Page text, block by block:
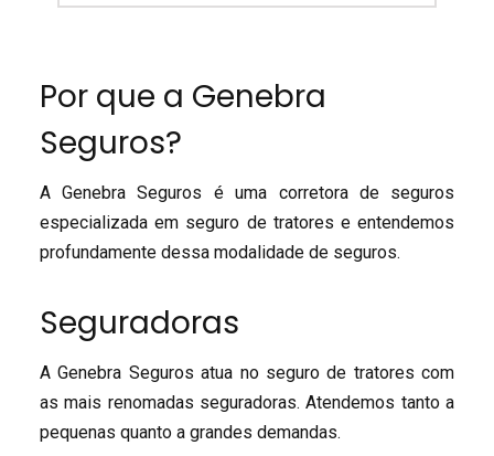
Por que a Genebra
Seguros?
A Genebra Seguros é uma corretora de seguros
especializada em seguro de tratores e entendemos
profundamente dessa modalidade de seguros.
Seguradoras
A Genebra Seguros atua no seguro de tratores com
as mais renomadas seguradoras. Atendemos tanto a
pequenas quanto a grandes demandas.